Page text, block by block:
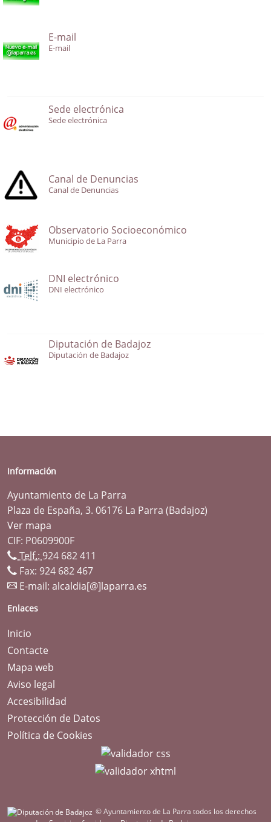
E-mail
E-mail
Sede electrónica
Sede electrónica
Canal de Denuncias
Canal de Denuncias
Observatorio Socioeconómico
Municipio de La Parra
DNI electrónico
DNI electrónico
Diputación de Badajoz
Diputación de Badajoz
Información
Ayuntamiento de La Parra
Plaza de España, 3. 06176 La Parra (Badajoz)
Ver mapa
CIF: P0609900F
Telf.: 924 682 411
Fax: 924 682 467
E-mail: alcaldia[@]laparra.es
Enlaces
Inicio
Contacte
Mapa web
Aviso legal
Accesibilidad
Protección de Datos
Política de Cookies
© Ayuntamiento de La Parra todos los derechos